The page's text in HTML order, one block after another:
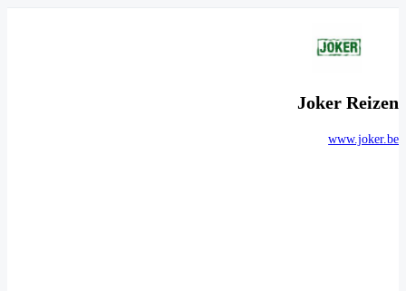
Joker Reizen
www.joker.be